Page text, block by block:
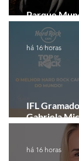
Parque
recebe
IFL
Gabriela
Rock Cafe
há 16 horas
há 16 horas